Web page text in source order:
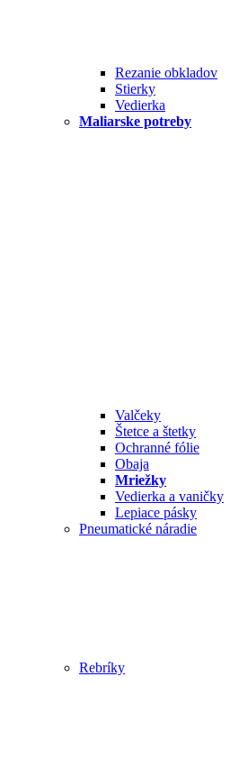
Rezanie obkladov
Stierky
Vedierka
Maliarske potreby
Valčeky
Štetce a štetky
Ochranné fólie
Obaja
Mriežky
Vedierka a vaničky
Lepiace pásky
Pneumatické náradie
Rebríky